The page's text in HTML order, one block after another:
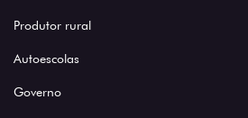
Produtor rural
Autoescolas
Governo